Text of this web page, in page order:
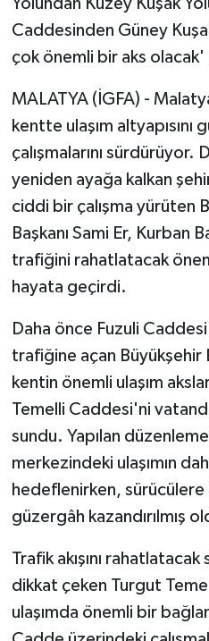
Yolundan Kuzey Kuşak
Caddesinden Güney
çok önemli bir aks
MALATYA (İGFA) -
kentte ulaşım
çalışmalarını
yeniden ayağa kalkan
ciddi bir çalışma yürüten
Başkanı Sami Er, Kurban
trafiğini rahatlatacak
hayata geçirdi.
Daha önce Fuzuli
trafiğine açan Büyükşehir
kentin önemli ulaşım
Temelli Caddesi'ni
sundu. Yapılan
merkezindeki ulaşımın
hedeflenirken,
güzergâh kazandırılmış
Trafik akışını
dikkat çeken Turgut
ulaşımda önemli bir